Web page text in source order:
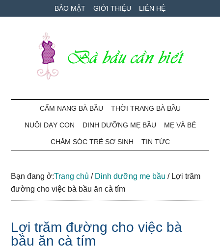
to
to
qua
BẢO MẬT GIỚI THIỆU LIÊN HỆ
Bà
Bầu
Cần
Biết
bé
CẨM NANG BÀ BẦU THỜI TRANG BÀ BẦU
NUÔI DẠY CON DINH DƯỠNG MẸ BẦU MẸ VÀ BÉ
CHĂM SÓC TRẺ SƠ SINH TIN TỨC
Bạn đang ở:Trang chủ / Dinh dưỡng mẹ bầu /Lợi trăm
đường cho việc bà bầu ăn cà tím
Lợi trăm đường cho việc bà
bầu ăn cà tím